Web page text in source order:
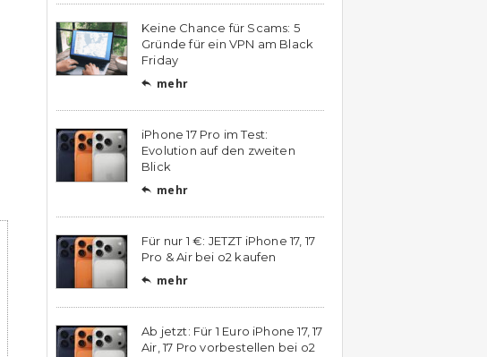
Keine Chance für Scams: 5
Gründe für ein VPN am Black
Friday
 mehr
iPhone 17 Pro im Test:
Evolution auf den zweiten
Blick
 mehr
Für nur 1 €: JETZT iPhone 17, 17
Pro & Air bei o2 kaufen
 mehr
Ab jetzt: Für 1 Euro iPhone 17, 17
Air, 17 Pro vorbestellen bei o2